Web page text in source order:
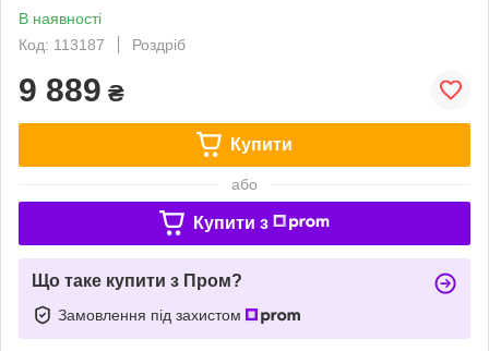
В наявності
Код: 113187
Роздріб
9 889 ₴
Купити
або
Купити з
Що таке купити з Пром?
Замовлення під захистом